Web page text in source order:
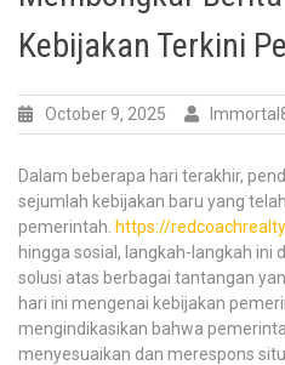
Kebijakan Terkini
October 9, 2025
Dalam beberapa hari terakhir,
sejumlah kebijakan baru yang
pemerintah. https://
hingga sosial, langkah-langkah ini
solusi atas berbagai tantangan
hari ini mengenai kebijakan
mengindikasikan bahwa
menyesuaikan dan merespons